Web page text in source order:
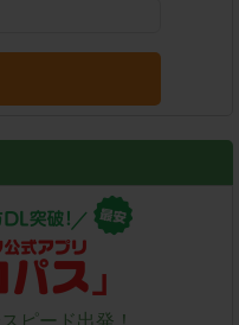
ピード出発！